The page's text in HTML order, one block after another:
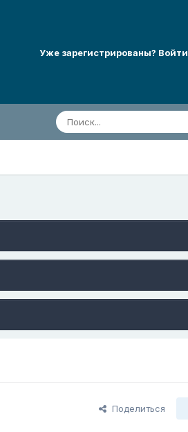
Уже зарегистрированы? Войти
Поделиться